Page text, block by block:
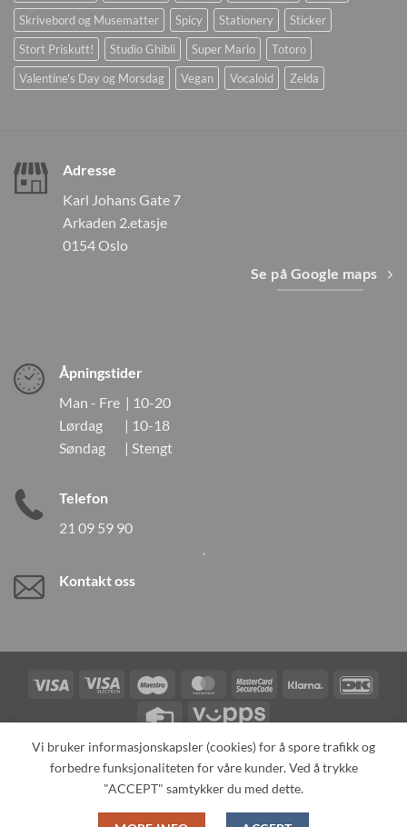
Skrivebord og Musematter
Spicy Stationery
Sticker
Stort Priskutt!
Studio Ghibli Super Mario
Totoro
Valentine's Day og Morsdag
Vegan Vocaloid Zelda
Adresse
Karl Johans Gate 7
Arkaden 2.etasje
0154 Oslo
Se på Google maps
Åpningstider
Man - Fre | 10-20
Lørdag | 10-18
Søndag | Stengt
Telefon
21 09 59 90
Kontakt oss
Visa
Visa
Electron
Maestro MasterCardMasterCardKlarna
Credit
Vipps
TILBAKEKALLINGER KONTAKT OSS
OM OSS
SPESIALBESTILLING
MIN KONTO ALL PRODUCTS
Copyright 2026 ©Neo Tokyo by Neo Tokyo Norway AS -With Love
Vi bruker informasjonskapsler (cookies) for å spore trafikk og
forbedre funksjonaliteten for våre kunder. Ved å trykke
"ACCEPT" samtykker du med dette.